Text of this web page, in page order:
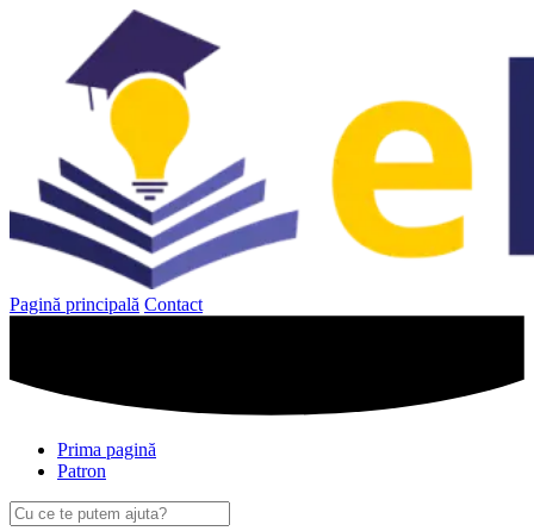
Pagină principală Contact
Prima pagină
Patron
Caută